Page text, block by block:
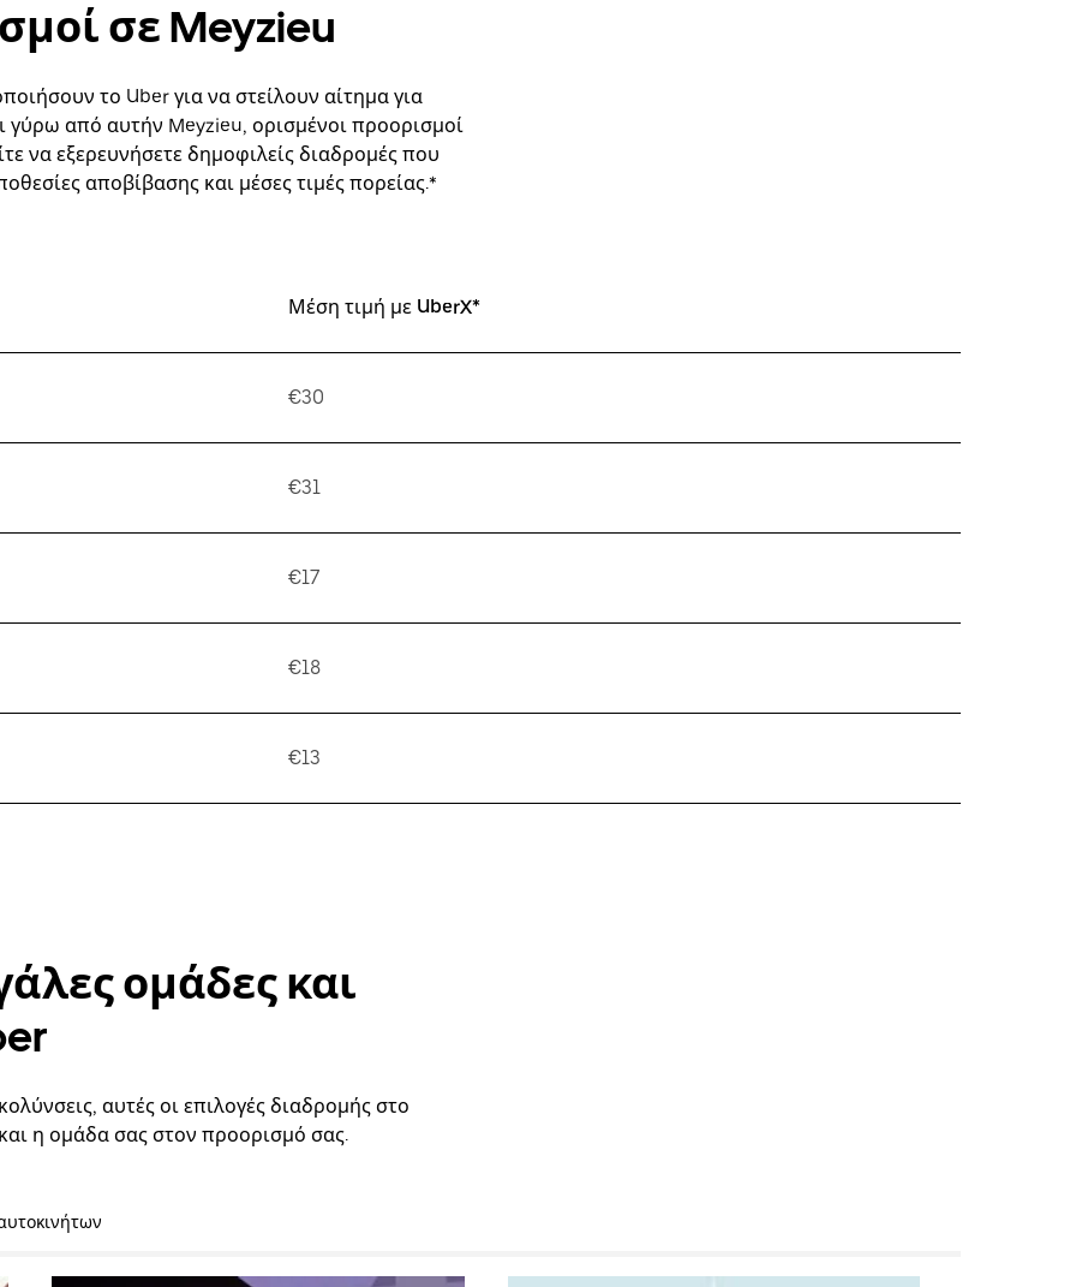
σε Meyzieu
το Uber για να στείλουν αίτημα για
από αυτήν Meyzieu, ορισμένοι προορισμοί
να εξερευνήσετε δημοφιλείς διαδρομές που
αποβίβασης και μέσες τιμές πορείας.*
Μέση τιμή με UberX*
€30
€31
€17
€18
€13
ομάδες και
αυτές οι επιλογές διαδρομής στο
η ομάδα σας στον προορισμό σας.